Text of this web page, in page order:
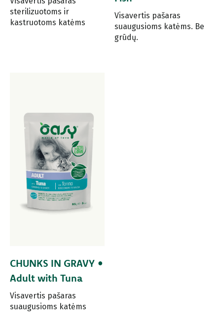
sterilizuotoms ir
kastruotoms katėms
Visavertis pašaras
suaugusioms katėms. Be
grūdų.
CHUNKS IN GRAVY •
Adult with Tuna
Visavertis pašaras
suaugusioms katėms